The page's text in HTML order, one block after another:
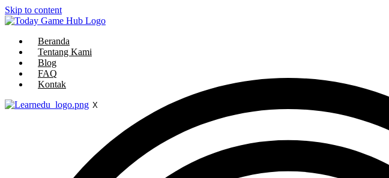
Skip to content
Beranda
Tentang Kami
Blog
FAQ
Kontak
X